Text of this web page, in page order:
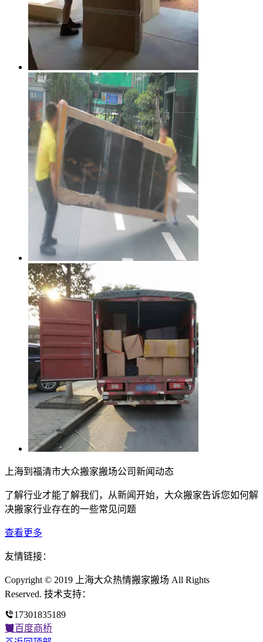
上海到福清市大众搬家搬场公司新闻动态
了解行业才能了解我们，从新闻开始，大众搬家告诉您如何解
决搬家行业存在的一些常见问题
查看更多
友情链接：
Copyright © 2019 上海大众热情搬家搬场 All Rights
Reserved. 技术支持：
17301835189
百度商桥